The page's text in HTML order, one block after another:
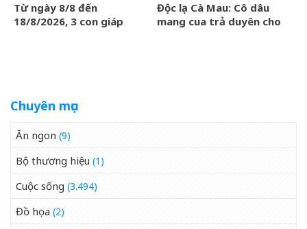
Từ ngày 8/8 đến
18/8/2026, 3 con giáp
Độc lạ Cà Mau: Cô dâu
mang cua trả duyên cho
Chuyên mục
Ăn ngon (9)
Bộ thương hiệu (1)
Cuộc sống (3.494)
Đồ họa (2)